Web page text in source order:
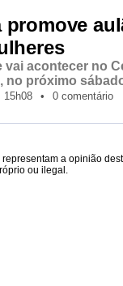
promove
vai acontecer no
no próximo
15h08 • 0 comentário
a opinião
ou ilegal.